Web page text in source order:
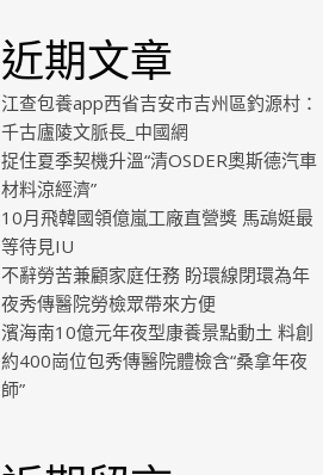
近期文章
江查包養app西省吉安市吉州區釣源村：
千古廬陵文脈長_中國網
捉住夏季契機升溫“清OSDER奧斯德汽車
材料涼經濟”
10月飛韓國領億嵐工廠直營獎 馬䲰娗最
等待見IU
不辭勞苦兼顧家庭任務 盼環線閉環為年
夜秀傳醫院勞檢眾帶來方便
濱海南10億元年夜型康養景點動土 料創
約400崗位包秀傳醫院體檢含“桑拿年夜
師”